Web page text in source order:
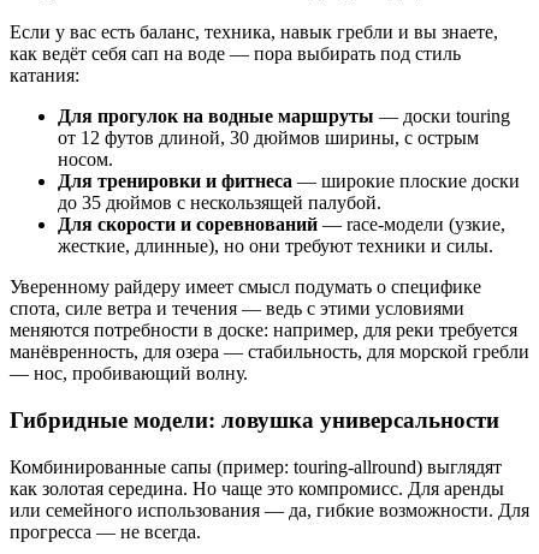
Если у вас есть баланс, техника, навык гребли и вы знаете,
как ведёт себя сап на воде — пора выбирать под стиль
катания:
Для прогулок на водные маршруты — доски touring
от 12 футов длиной, 30 дюймов ширины, с острым
носом.
Для тренировки и фитнеса — широкие плоские доски
до 35 дюймов с нескользящей палубой.
Для скорости и соревнований — race-модели (узкие,
жесткие, длинные), но они требуют техники и силы.
Уверенному райдеру имеет смысл подумать о специфике
спота, силе ветра и течения — ведь с этими условиями
меняются потребности в доске: например, для реки требуется
манёвренность, для озера — стабильность, для морской гребли
— нос, пробивающий волну.
Гибридные модели: ловушка универсальности
Комбинированные сапы (пример: touring-allround) выглядят
как золотая середина. Но чаще это компромисс. Для аренды
или семейного использования — да, гибкие возможности. Для
прогресса — не всегда.